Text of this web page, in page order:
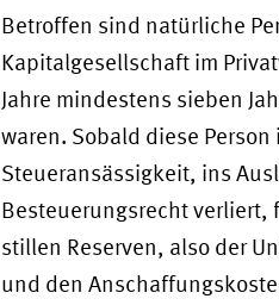
Betroffen sind natürliche
Kapitalgesellschaft im
Jahre mindestens sieben
waren. Sobald diese
Steueransässigkeit, ins
Besteuerungsrecht verliert,
stillen Reserven, also der
und den